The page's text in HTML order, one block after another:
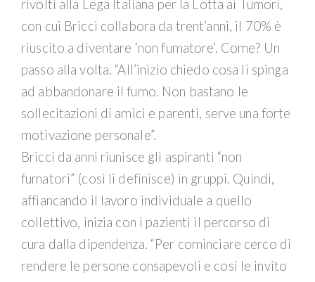
rivolti alla Lega Italiana per la Lotta ai Tumori,
con cui Bricci collabora da trent’anni, il 70% è
riuscito a diventare ‘non fumatore’. Come? Un
passo alla volta. “All’inizio chiedo cosa li spinga
ad abbandonare il fumo. Non bastano le
sollecitazioni di amici e parenti, serve una forte
motivazione personale”.
Bricci da anni riunisce gli aspiranti “non
fumatori” (così li definisce) in gruppi. Quindi,
affiancando il lavoro individuale a quello
collettivo, inizia con i pazienti il percorso di
cura dalla dipendenza. “Per cominciare cerco di
rendere le persone consapevoli e così le invito